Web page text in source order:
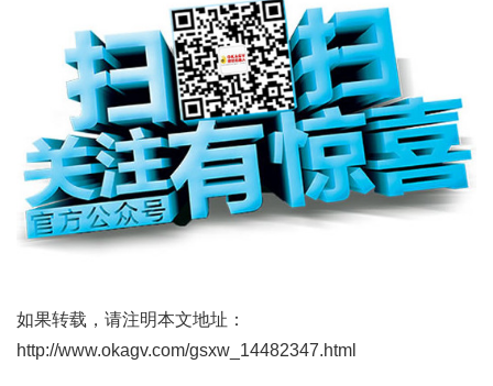
如果转载，请注明本文地址：
http://www.okagv.com/gsxw_14482347.html